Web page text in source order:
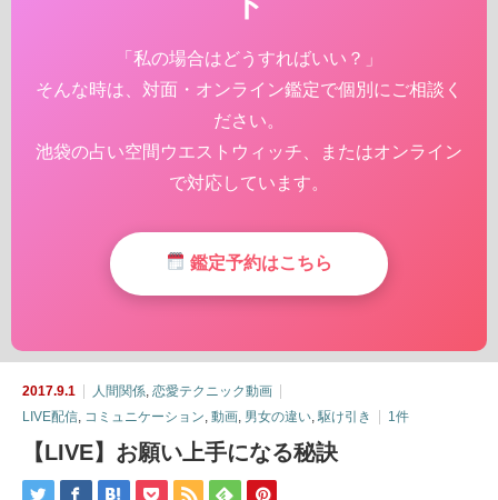
「私の場合はどうすればいい？」
そんな時は、対面・オンライン鑑定で個別にご相談く
ださい。
池袋の占い空間ウエストウィッチ、またはオンライン
で対応しています。
鑑定予約はこちら
2017.9.1 人間関係 恋愛テクニック動画
LIVE配信 コミュニケーション 動画 男女の違い 駆け引き 1件
【LIVE】お願い上手になる秘訣